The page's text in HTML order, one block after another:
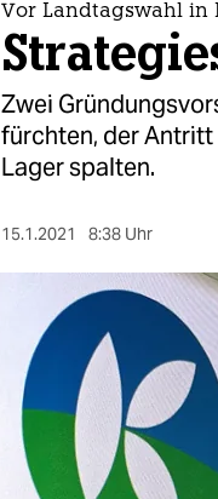
Vor Landtagswahl in
Zwei
fürchten, der
Lager spalten.
15.1.2021 8:38 Uhr